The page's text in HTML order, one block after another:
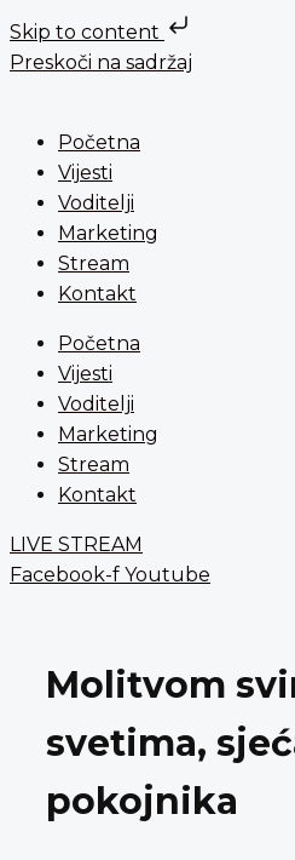
Skip to content
Preskoči na sadržaj
Početna
Vijesti
Voditelji
Marketing
Stream
Kontakt
Početna
Vijesti
Voditelji
Marketing
Stream
Kontakt
LIVE STREAM
Facebook-f Youtube
Molitvom
svetima,
pokojnika